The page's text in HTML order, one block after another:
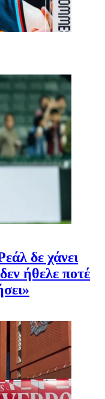
δε χάνει
ήθελε ποτέ